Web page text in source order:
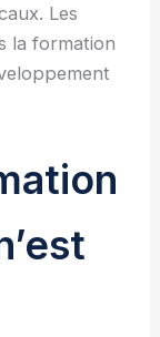
Les
la formation